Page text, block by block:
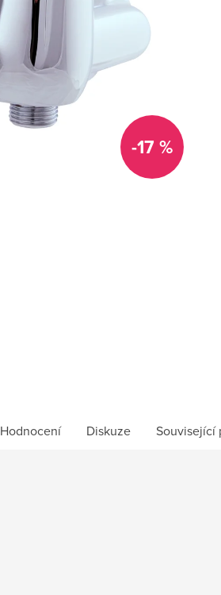
-17 %
Hodnocení Diskuze Související